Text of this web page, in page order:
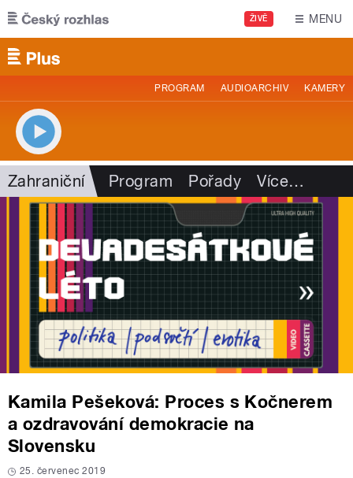
Přejít k hlavnímu obsahu
ŽIVĚ MENU
PROGRAM AUDIOARCHIV KAMERY
Zahraniční Program Pořady Více…
Kamila Pešeková: Proces s Kočnerem
a ozdravování demokracie na
Slovensku
25. červenec 2019